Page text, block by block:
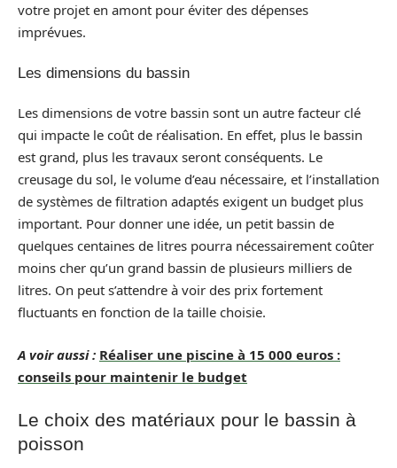
votre projet en amont pour éviter des dépenses
imprévues.
Les dimensions du bassin
Les dimensions de votre bassin sont un autre facteur clé
qui impacte le coût de réalisation. En effet, plus le bassin
est grand, plus les travaux seront conséquents. Le
creusage du sol, le volume d’eau nécessaire, et l’installation
de systèmes de filtration adaptés exigent un budget plus
important. Pour donner une idée, un petit bassin de
quelques centaines de litres pourra nécessairement coûter
moins cher qu’un grand bassin de plusieurs milliers de
litres. On peut s’attendre à voir des prix fortement
fluctuants en fonction de la taille choisie.
A voir aussi : Réaliser une piscine à 15 000 euros :
conseils pour maintenir le budget
Le choix des matériaux pour le bassin à
poisson